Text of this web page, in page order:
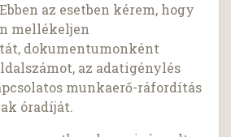
az esetben kérem, hogy
mellékeljen
dokumentumonként
az adatigénylés
munkaerő-ráfordítás
óradíját.